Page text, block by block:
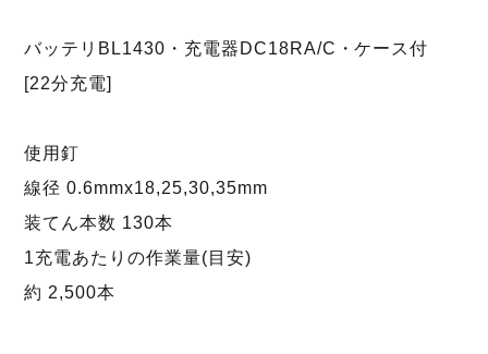
バッテリBL1430・充電器DC18RA/C・ケース付
[22分充電]
使用釘
線径 0.6mmx18,25,30,35mm
装てん本数 130本
1充電あたりの作業量(目安)
約 2,500本